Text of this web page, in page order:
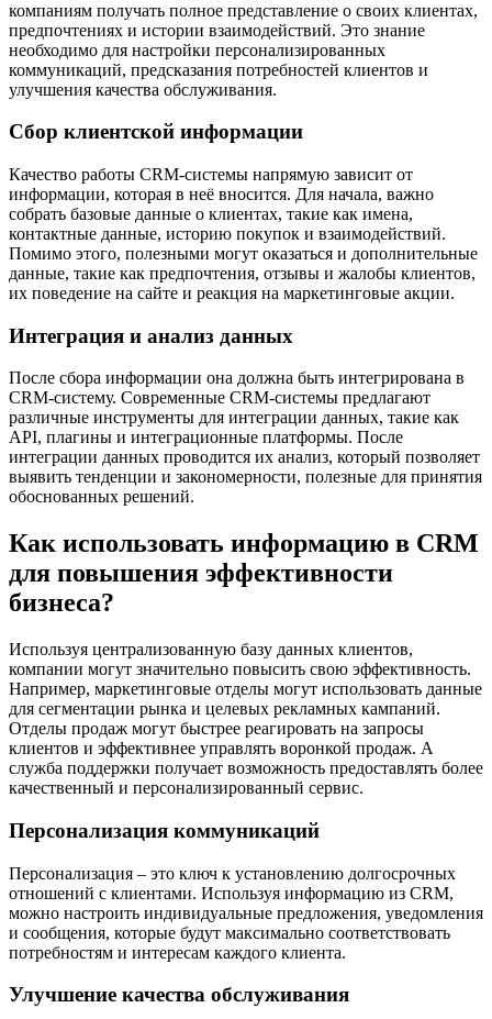
компаниям получать полное представление о своих клиентах,
предпочтениях и истории взаимодействий. Это знание
необходимо для настройки персонализированных
коммуникаций, предсказания потребностей клиентов и
улучшения качества обслуживания.
Сбор клиентской информации
Качество работы CRM-системы напрямую зависит от
информации, которая в неё вносится. Для начала, важно
собрать базовые данные о клиентах, такие как имена,
контактные данные, историю покупок и взаимодействий.
Помимо этого, полезными могут оказаться и дополнительные
данные, такие как предпочтения, отзывы и жалобы клиентов,
их поведение на сайте и реакция на маркетинговые акции.
Интеграция и анализ данных
После сбора информации она должна быть интегрирована в
CRM-систему. Современные CRM-системы предлагают
различные инструменты для интеграции данных, такие как
API, плагины и интеграционные платформы. После
интеграции данных проводится их анализ, который позволяет
выявить тенденции и закономерности, полезные для принятия
обоснованных решений.
Как использовать информацию в CRM
для повышения эффективности
бизнеса?
Используя централизованную базу данных клиентов,
компании могут значительно повысить свою эффективность.
Например, маркетинговые отделы могут использовать данные
для сегментации рынка и целевых рекламных кампаний.
Отделы продаж могут быстрее реагировать на запросы
клиентов и эффективнее управлять воронкой продаж. А
служба поддержки получает возможность предоставлять более
качественный и персонализированный сервис.
Персонализация коммуникаций
Персонализация – это ключ к установлению долгосрочных
отношений с клиентами. Используя информацию из CRM,
можно настроить индивидуальные предложения, уведомления
и сообщения, которые будут максимально соответствовать
потребностям и интересам каждого клиента.
Улучшение качества обслуживания